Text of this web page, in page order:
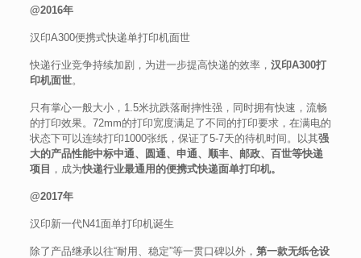
@2016年
汉印A300便携式快递单打印机面世
快递行业竞争持续加剧，为进一步提高快递的效率， 汉印A300打
印机面世。
只有掌心一般大小，1.5米抗跌落耐摔性强，同时拥有快速，流畅
的打印效果。72mm的打印宽度满足了不同的打印要求，在满电的
状态下可以连续打印1000张纸，保证了5-7天的待机时间。以其强
大的产品性能中标中通、圆通、申通、顺丰、邮政、百世等快递
项目 ，成为快递行业最通用的便携式快递面单打印机。
@2017年
汉印新一代N41面单打印机诞生
除了产品继承以往“耐用、稳定”等一贯口碑以外， 第一款无纸仓设